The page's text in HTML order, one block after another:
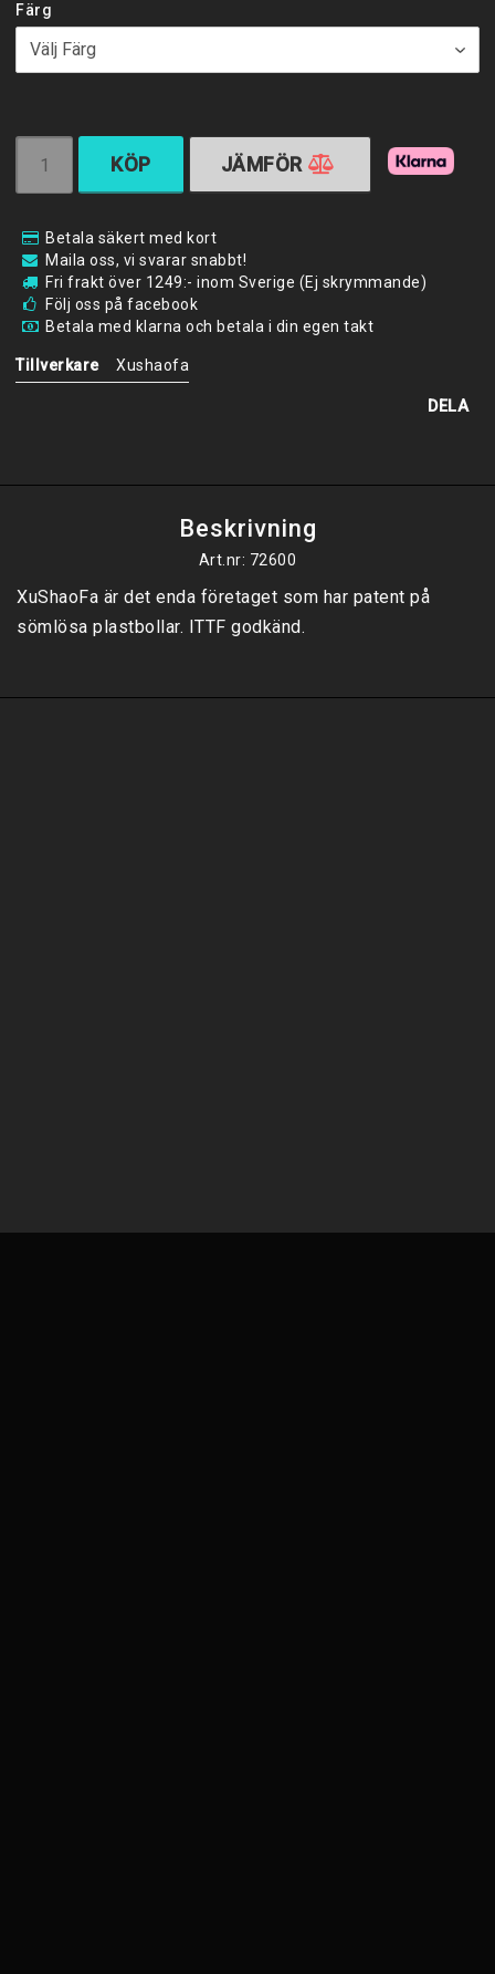
Färg
KÖP JÄMFÖR
Betala säkert med kort
Maila oss, vi svarar snabbt!
Fri frakt över 1249:- inom Sverige (Ej skrymmande)
Följ oss på facebook
Betala med klarna och betala i din egen takt
Tillverkare Xushaofa
DELA
Beskrivning
Art.nr: 72600
XuShaoFa är det enda företaget som har patent på
sömlösa plastbollar. ITTF godkänd.